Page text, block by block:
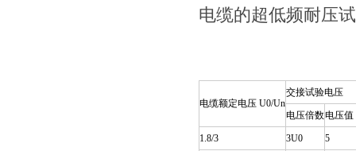
电缆的超低频耐压
电缆额定电压 U0/Un
交接试验电压
电压倍数电压
1.8/3 3U0 5